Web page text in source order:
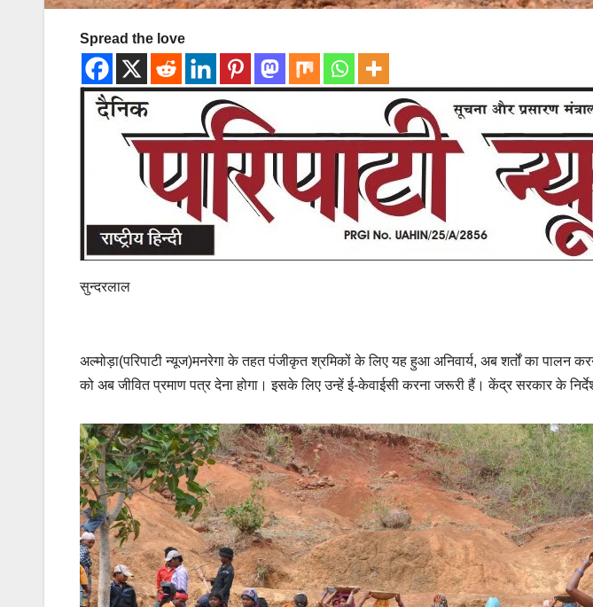
Spread the love
सुन्दरलाल
अल्मोड़ा(परिपाटी न्यूज)मनरेगा के तहत पंजीकृत श्रमिकों के लिए यह हुआ अनिवार्य, अब शर्तों का पालन
को अब जीवित प्रमाण पत्र देना होगा। इसके लिए उन्हें ई-केवाईसी करना जरूरी हैं। केंद्र सरकार के